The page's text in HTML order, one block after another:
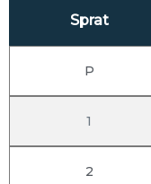
Sprat
P
1
2